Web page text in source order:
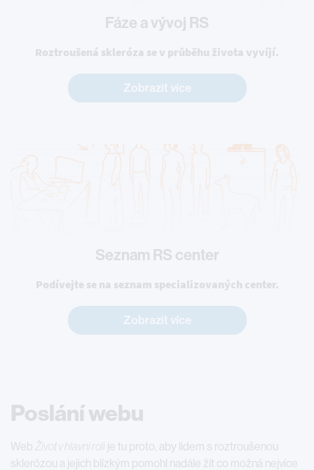
Fáze a vývoj RS
Roztroušená skleróza se v průběhu života vyvíjí.
Zobrazit více
Seznam RS center
Podívejte se na seznam specializovaných center.
Zobrazit více
Poslání webu
Web Život v hlavní roli je tu proto, aby lidem s roztroušenou
sklerózou a jejich blízkým pomohl nadále žít co možná nejvíce